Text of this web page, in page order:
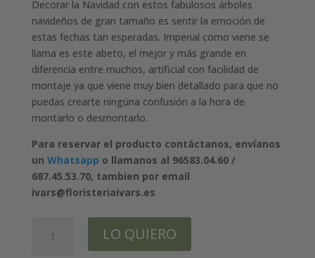
Decorar la Navidad con estos fabulosos árboles
navideños de gran tamaño es sentir la emoción de
estas fechas tan esperadas. Imperial como viene se
llama es este abeto, el mejor y más grande en
diferencia entre muchos, artificial con facilidad de
montaje ya que viene muy bien detallado para que no
puedas crearte ningúna confusión a la hora de
montarlo o desmontarlo.
Para reservar el producto contáctanos, envíanos
un Whatsapp o llamanos al 96583.04.60 /
687.45.53.70, tambien por email
ivars@floristeriaivars.es
LO QUIERO